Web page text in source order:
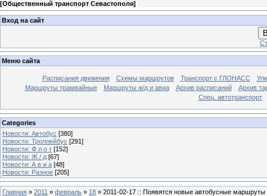
[Общественный транспорт Севастополя]
Вход на сайт
Меню сайта
Расписания движения Схемы маршрутов Транспорт с ГЛОНАСС
Маршруты трамвайные
Маршруты ж/д и авиа Архив расписаний
Архив
Спец. автотранспорт
Categories
Новости: Автобус [380]
Новости: Троллейбус [291]
Новости: Ф л о т [152]
Новости: Ж / д [67]
Новости: А в и а [48]
Новости: Разное [205]
Главная » 2011 » февраль » 18 » 2011-02-17 :: Появятся новые автобусные маршруты